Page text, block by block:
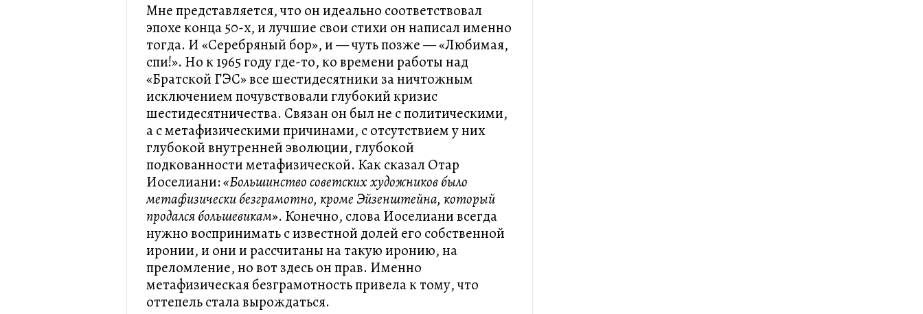
Мне представляется, что он идеально соответствовал
эпохе конца 50-х, и лучшие свои стихи он написал именно
тогда. И «Серебряный бор», и — чуть позже — «Любимая,
спи!». Но к 1965 году где-то, ко времени работы над
«Братской ГЭС» все шестидесятники за ничтожным
исключением почувствовали глубокий кризис
шестидесятничества. Связан он был не с политическими,
а с метафизическими причинами, с отсутствием у них
глубокой внутренней эволюции, глубокой
подкованности метафизической. Как сказал Отар
Иоселиани:«Большинство советских художников было
метафизически безграмотно, кроме Эйзенштейна, который
продался большевикам». Конечно, слова Иоселиани всегда
нужно воспринимать с известной долей его собственной
иронии, и они и рассчитаны на такую иронию, на
преломление, но вот здесь он прав. Именно
метафизическая безграмотность привела к тому, что
оттепель стала вырождаться.